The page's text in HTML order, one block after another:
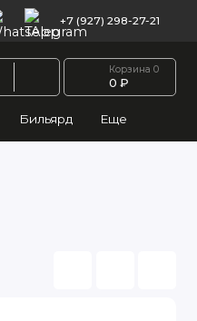
+7 (927) 298-27-21
Корзина 0
0 ₽
Бильярд Еще